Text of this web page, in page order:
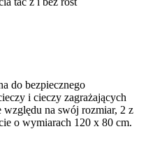
do bezpiecznego
i cieczy zagrażających
względu na swój rozmiar, 2 z
o wymiarach 120 x 80 cm.